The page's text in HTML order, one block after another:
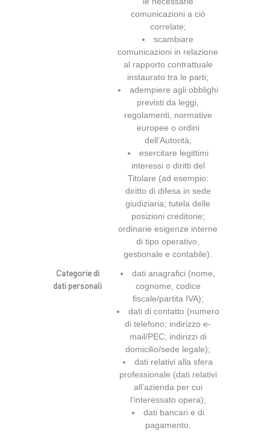
comunicazioni a ciò
correlate;
scambiare
comunicazioni in relazione
al rapporto contrattuale
instaurato tra le parti;
adempiere agli obblighi
previsti da leggi,
regolamenti, normative
europee o ordini
dell’Autorità;
esercitare legittimi
interessi o diritti del
Titolare (ad esempio:
diritto di difesa in sede
giudiziaria; tutela delle
posizioni creditorie;
ordinarie esigenze interne
di tipo operativo,
gestionale e contabile).
Categorie di
dati personali
dati anagrafici (nome,
cognome, codice
fiscale/partita IVA);
dati di contatto (numero
di telefono; indirizzo e-
mail/PEC; indirizzi di
domicilio/sede legale);
dati relativi alla sfera
professionale (dati relativi
all’azienda per cui
l’interessato opera);
dati bancari e di
pagamento.